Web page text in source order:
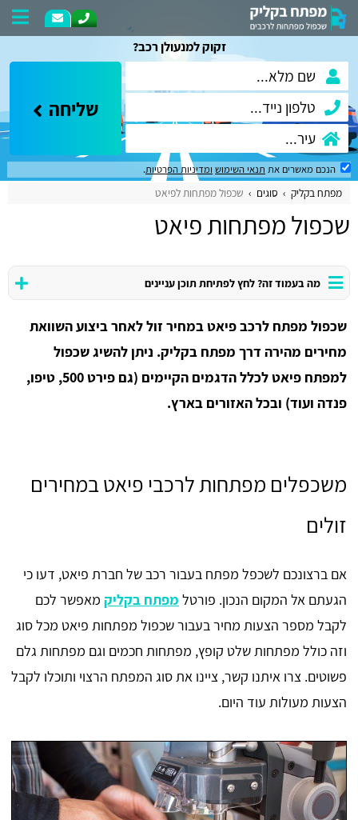
זקוק למנעולן רכב?
שליחה
הנכם מאשרים את תנאי השימוש ומדיניות הפרטיות.
מפתח בקליק סוגים שכפול מפתחות לפיאט
שכפול מפתחות פיאט
מה בעמוד זה? לחץ לפתיחת תוכן עניינים
שכפול מפתח לרכב פיאט במחיר זול לאחר ביצוע השוואת
מחירים מהירה דרך מפתח בקליק. ניתן להשיג שכפול
למפתח פיאט לכלל הדגמים הקיימים (גם פירט 500, טיפו,
פנדה ועוד) ובכל האזורים בארץ.
משכפלים מפתחות לרכבי פיאט במחירים
זולים
אם ברצונכם לשכפל מפתח בעבור רכב של חברת פיאט, דעו כי
הגעתם אל המקום הנכון. פורטל מפתח בקליק מאפשר לכם
לקבל מספר הצעות מחיר בעבור שכפול מפתחות פיאט מכל סוג
וזה כולל מפתחות שלט קופץ, מפתחות חכמים וגם מפתחות גלם
פשוטים. צרו איתנו קשר, ציינו את סוג המפתח הרצוי ותוכלו לקבל
הצעות מעולות עוד היום.